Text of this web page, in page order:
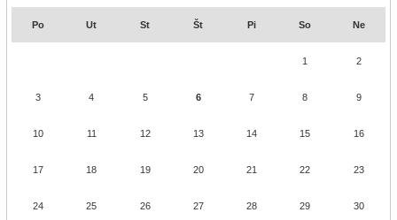
Po Ut St Št Pi So Ne
1 2
3 4 5 6 7 8 9
10 11 12 13 14 15 16
17 18 19 20 21 22 23
24 25 26 27 28 29 30